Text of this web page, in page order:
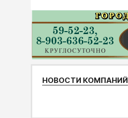
НОВОСТИ КОМПАНИЙ